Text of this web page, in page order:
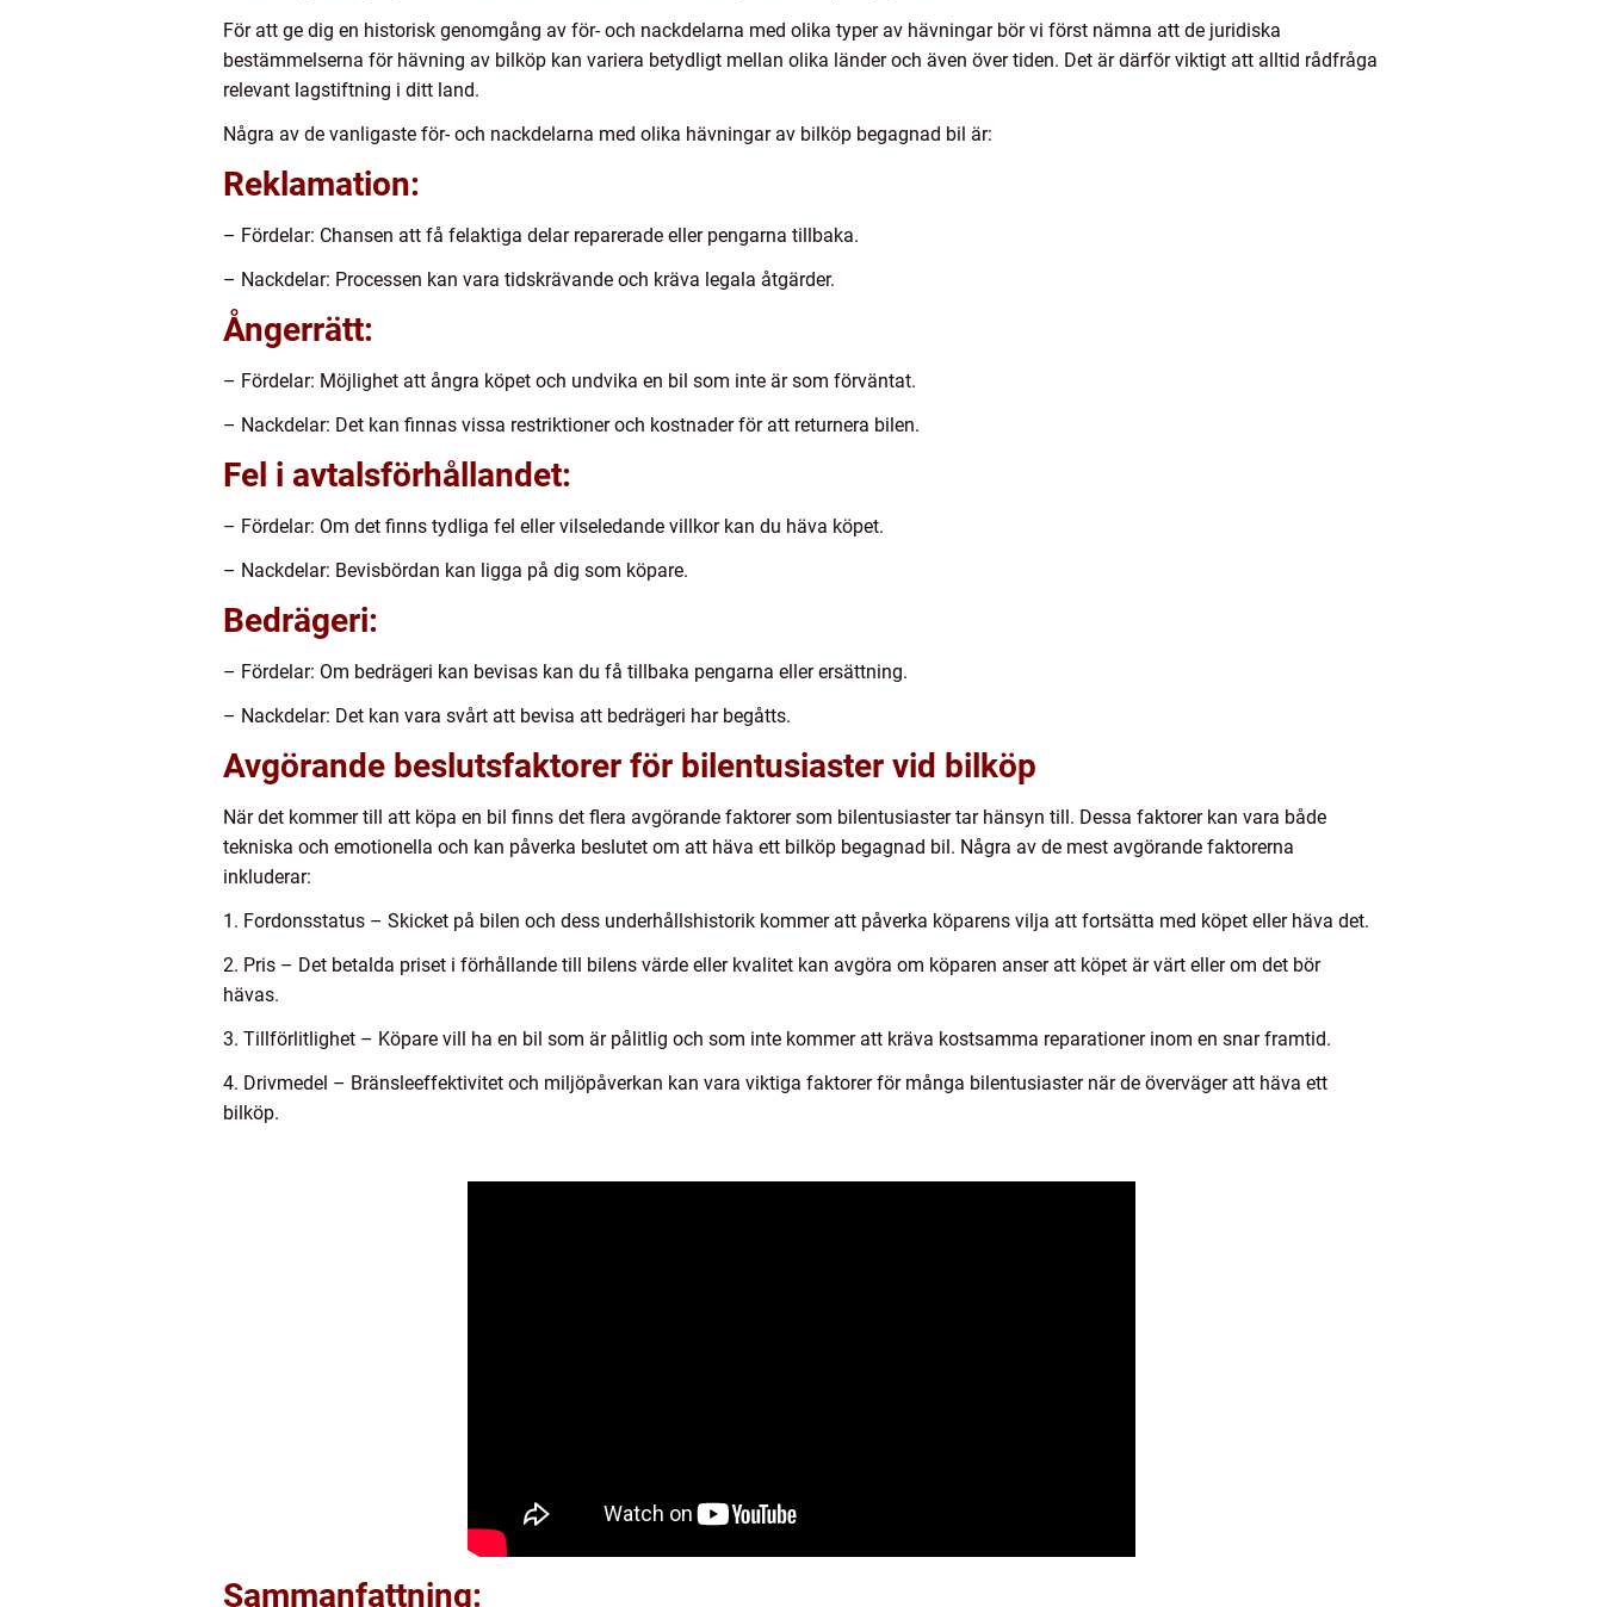
För att ge dig en historisk genomgång av för- och nackdelarna med olika typer av hävningar bör vi först nämna att de juridiska
bestämmelserna för hävning av bilköp kan variera betydligt mellan olika länder och även över tiden. Det är därför viktigt att alltid rådfråga
relevant lagstiftning i ditt land.
Några av de vanligaste för- och nackdelarna med olika hävningar av bilköp begagnad bil är:
Reklamation:
– Fördelar: Chansen att få felaktiga delar reparerade eller pengarna tillbaka.
– Nackdelar: Processen kan vara tidskrävande och kräva legala åtgärder.
Ångerrätt:
– Fördelar: Möjlighet att ångra köpet och undvika en bil som inte är som förväntat.
– Nackdelar: Det kan finnas vissa restriktioner och kostnader för att returnera bilen.
Fel i avtalsförhållandet:
– Fördelar: Om det finns tydliga fel eller vilseledande villkor kan du häva köpet.
– Nackdelar: Bevisbördan kan ligga på dig som köpare.
Bedrägeri:
– Fördelar: Om bedrägeri kan bevisas kan du få tillbaka pengarna eller ersättning.
– Nackdelar: Det kan vara svårt att bevisa att bedrägeri har begåtts.
Avgörande beslutsfaktorer för bilentusiaster vid bilköp
När det kommer till att köpa en bil finns det flera avgörande faktorer som bilentusiaster tar hänsyn till. Dessa faktorer kan vara både
tekniska och emotionella och kan påverka beslutet om att häva ett bilköp begagnad bil. Några av de mest avgörande faktorerna
inkluderar:
1. Fordonsstatus – Skicket på bilen och dess underhållshistorik kommer att påverka köparens vilja att fortsätta med köpet eller häva det.
2. Pris – Det betalda priset i förhållande till bilens värde eller kvalitet kan avgöra om köparen anser att köpet är värt eller om det bör
hävas.
3. Tillförlitlighet – Köpare vill ha en bil som är pålitlig och som inte kommer att kräva kostsamma reparationer inom en snar framtid.
4. Drivmedel – Bränsleeffektivitet och miljöpåverkan kan vara viktiga faktorer för många bilentusiaster när de överväger att häva ett
bilköp.
Sammanfattning: